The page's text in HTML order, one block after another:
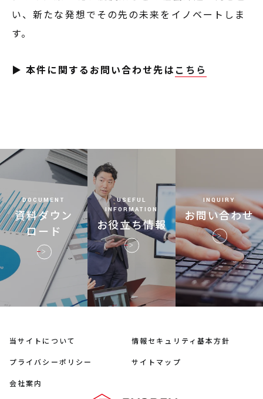
い、新たな発想でその先の未来をイノベートしま
す。
▶ 本件に関するお問い合わせ先は こちら
DOCUMENT
資料ダウン
ロード
USEFUL
INFORMATION
お役立ち情報
INQUIRY
お問い合わせ
当サイトについて 情報セキュリティ基本方針
プライバシーポリシー サイトマップ
会社案内